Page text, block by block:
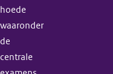
hoede
waaronder
de
centrale